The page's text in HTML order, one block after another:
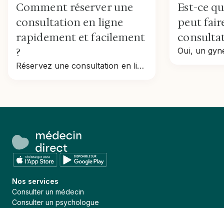
Comment réserver une
consultation en ligne
rapidement et facilement
?
Réservez une consultation en ligne rapidement : étapes, tarifs, remboursement et conseils pour prendre rendez-vous en toute simplicité.
Est-ce
peut
Nos services
Consulter un médecin
Consulter un psychologue